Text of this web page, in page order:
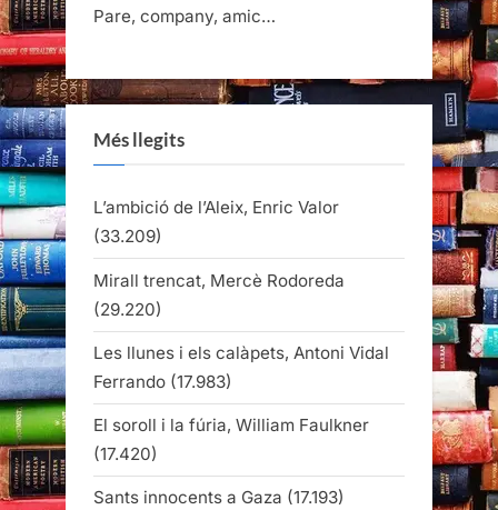
Pare, company, amic…
Més llegits
L’ambició de l’Aleix, Enric Valor
(33.209)
Mirall trencat, Mercè Rodoreda
(29.220)
Les llunes i els calàpets, Antoni Vidal
Ferrando (17.983)
El soroll i la fúria, William Faulkner
(17.420)
Sants innocents a Gaza (17.193)